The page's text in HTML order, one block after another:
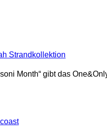
Strandkollektion
Month“ gibt das